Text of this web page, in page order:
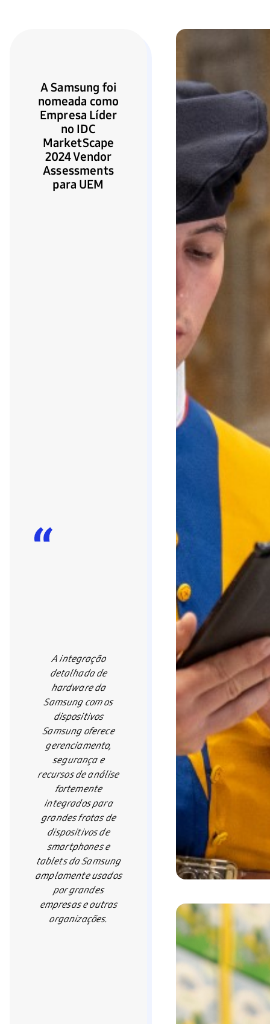
A Samsung foi
nomeada como
Empresa Líder
no IDC
MarketScape
2024 Vendor
Assessments
para UEM
A integração
detalhada de
hardware da
Samsung com os
dispositivos
Samsung oferece
gerenciamento,
segurança e
recursos de análise
fortemente
integrados para
grandes frotas de
dispositivos de
smartphones e
tablets da Samsung
amplamente usados
por grandes
empresas e outras
organizações.